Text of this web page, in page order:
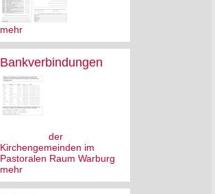
mehr
Bankverbindungen
der
Kirchengemeinden im
Pastoralen Raum Warburg
mehr